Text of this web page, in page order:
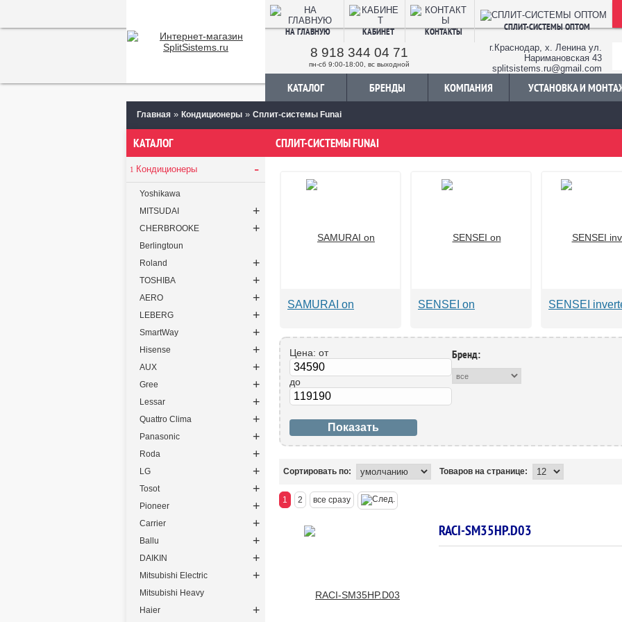
НА ГЛАВНУЮ КАБИНЕТ КОНТАКТЫ СПЛИТ-СИСТЕМЫ ОПТОМ
8 918 344 04 71
пн-сб 9:00-18:00, вс выходной
г.Краснодар, х. Ленина ул.
Наримановская 43
splitsistems.ru@gmail.com
КАТАЛОГ БРЕНДЫ КОМПАНИЯ УСТАНОВКА И
Главная » Кондиционеры » Сплит-системы Funai
КАТАЛОГ
Кондиционеры -
Yoshikawa
MITSUDAI
+
CHERBROOKE +
Berlingtoun
Roland
+
TOSHIBA +
AERO +
LEBERG +
SmartWay +
Hisense +
AUX +
Gree +
Lessar +
Quattro Clima +
Panasonic +
Roda +
LG +
Tosot +
Pioneer +
Carrier +
Ballu +
DAIKIN +
Mitsubishi Electric +
Mitsubishi Heavy
Haier
+
СПЛИТ-СИСТЕМЫ FUNAI
SAMURAI on SENSEI on SENSEI
Цена: от
до
Бренд:
Сортировать по: Товаров на странице:
1 2 все сразу
RACI-SM35HP.D03